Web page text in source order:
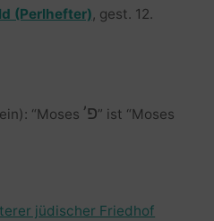
(Perlhefter), gest. 12.
“Moses פ’” ist “Moses
jüdischer Friedhof